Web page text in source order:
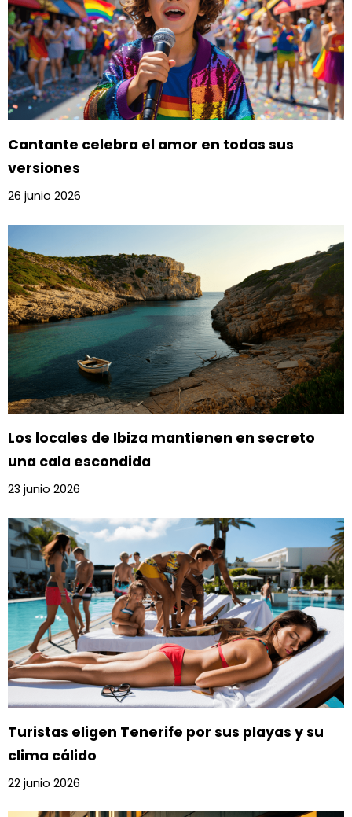
Cantante celebra el amor en todas sus
versiones
26 junio 2026
Los locales de Ibiza mantienen en secreto
una cala escondida
23 junio 2026
Turistas eligen Tenerife por sus playas y su
clima cálido
22 junio 2026